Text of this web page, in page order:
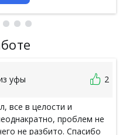
уфы 2
все в целости и
проблем не
не разбито. Спасибо